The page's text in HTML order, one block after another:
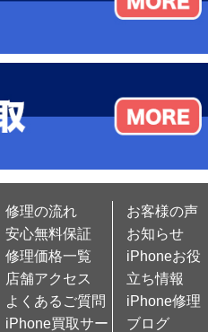
修理の流れ
安心無料保証
修理価格一覧
店舗アクセス
よくあるご質問
iPhone買取サー
お客様の声
お知らせ
iPhoneお役
立ち情報
iPhone修理
ブログ